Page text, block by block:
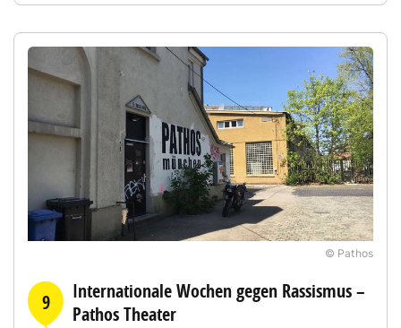
© Pathos
9
Internationale Wochen gegen Rassismus –
Pathos Theater